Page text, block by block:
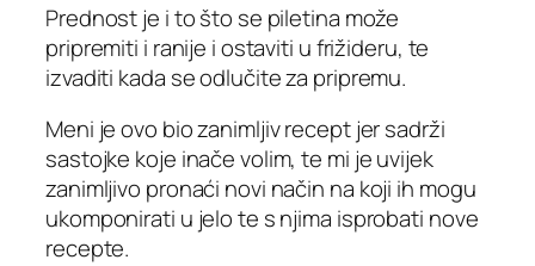
Prednost je i to što se piletina može
pripremiti i ranije i ostaviti u frižideru, te
izvaditi kada se odlučite za pripremu.
Meni je ovo bio zanimljiv recept jer sadrži
sastojke koje inače volim, te mi je uvijek
zanimljivo pronaći novi način na koji ih mogu
ukomponirati u jelo te s njima isprobati nove
recepte.